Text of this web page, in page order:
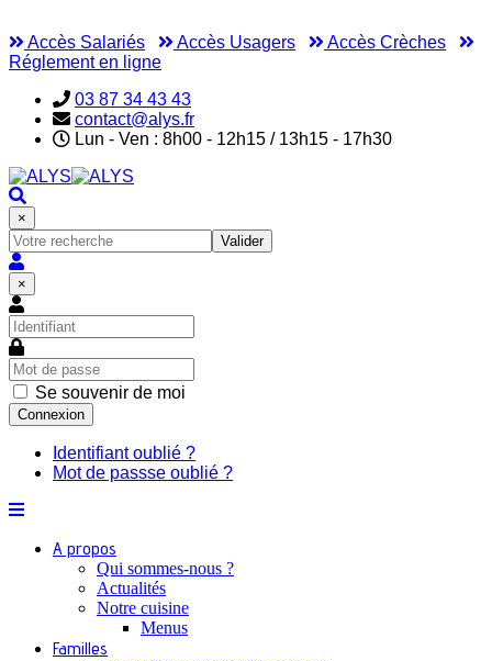
Accès Salariés Accès Usagers
Accès Crèches
Réglement en ligne
03 87 34 43 43
contact@alys.fr
Lun - Ven : 8h00 - 12h15 / 13h15 - 17h30
×
Valider
×
Se souvenir de moi
Connexion
Identifiant oublié ?
Mot de passse oublié ?
A propos
Qui sommes-nous ?
Actualités
Notre cuisine
Menus
Familles